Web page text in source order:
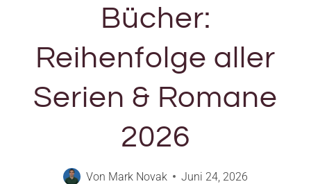
Bücher:
Reihenfolge aller
Serien & Romane
2026
Von Mark Novak Juni 24, 2026